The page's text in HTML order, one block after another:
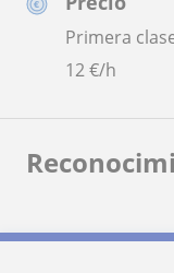
Primera
12€/h